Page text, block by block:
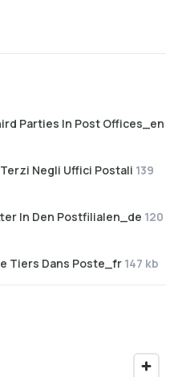
Parties In Post Offices_en
Negli Uffici Postali 139
In Den Postfilialen_de 120
Tiers Dans Poste_fr 147 kb